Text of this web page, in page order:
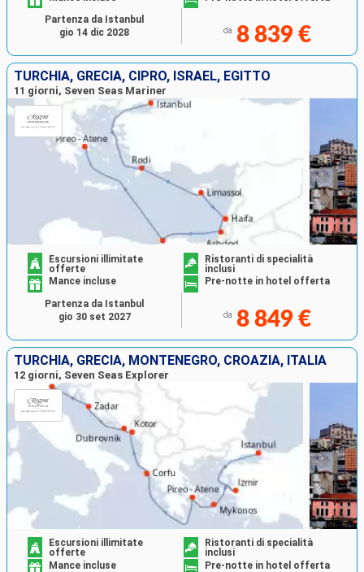
da 8 839 €
Partenza da Istanbul
gio 14 dic 2028
TURCHIA, GRECIA, CIPRO, ISRAEL, EGITTO
11 giorni, Seven Seas Mariner
Escursioni illimitate
offerte
Ristoranti di specialità
inclusi
Mance incluse
Pre-notte in hotel offerta
da 8 849 €
Partenza da Istanbul
gio 30 set 2027
TURCHIA, GRECIA, MONTENEGRO, CROAZIA, ITALIA
12 giorni, Seven Seas Explorer
Escursioni illimitate
offerte
Ristoranti di specialità
inclusi
Mance incluse
Pre-notte in hotel offerta